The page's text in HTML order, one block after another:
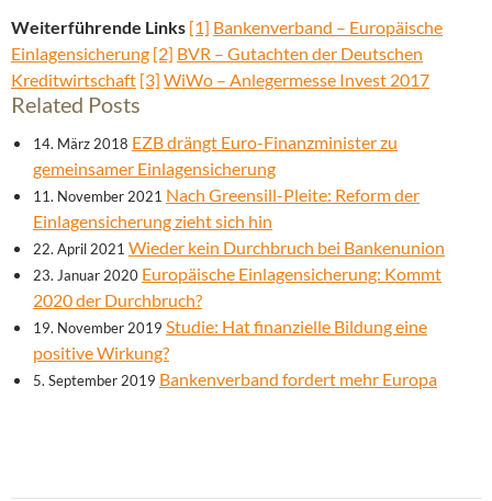
Weiterführende Links [1] Bankenverband – Europäische
Einlagensicherung [2] BVR – Gutachten der Deutschen
Kreditwirtschaft [3] WiWo – Anlegermesse Invest 2017
Related Posts
14. März 2018 EZB drängt Euro-Finanzminister zu
gemeinsamer Einlagensicherung
11. November 2021 Nach Greensill-Pleite: Reform der
Einlagensicherung zieht sich hin
22. April 2021 Wieder kein Durchbruch bei Bankenunion
23. Januar 2020 Europäische Einlagensicherung: Kommt
2020 der Durchbruch?
19. November 2019 Studie: Hat finanzielle Bildung eine
positive Wirkung?
5. September 2019 Bankenverband fordert mehr Europa